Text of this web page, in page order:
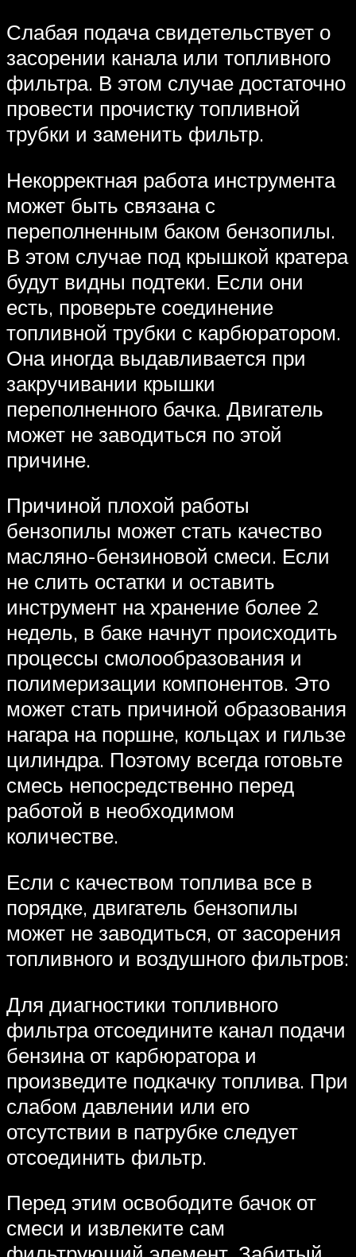
Слабая подача свидетельствует о
засорении канала или топливного
фильтра. В этом случае достаточно
провести прочистку топливной
трубки и заменить фильтр.
Некорректная работа инструмента
может быть связана с
переполненным баком бензопилы.
В этом случае под крышкой кратера
будут видны подтеки. Если они
есть, проверьте соединение
топливной трубки с карбюратором.
Она иногда выдавливается при
закручивании крышки
переполненного бачка. Двигатель
может не заводиться по этой
причине.
Причиной плохой работы
бензопилы может стать качество
масляно-бензиновой смеси. Если
не слить остатки и оставить
инструмент на хранение более 2
недель, в баке начнут происходить
процессы смолообразования и
полимеризации компонентов. Это
может стать причиной образования
нагара на поршне, кольцах и гильзе
цилиндра. Поэтому всегда готовьте
смесь непосредственно перед
работой в необходимом
количестве.
Если с качеством топлива все в
порядке, двигатель бензопилы
может не заводиться, от засорения
топливного и воздушного фильтров:
Для диагностики топливного
фильтра отсоедините канал подачи
бензина от карбюратора и
произведите подкачку топлива. При
слабом давлении или его
отсутствии в патрубке следует
отсоединить фильтр.
Перед этим освободите бачок от
смеси и извлеките сам